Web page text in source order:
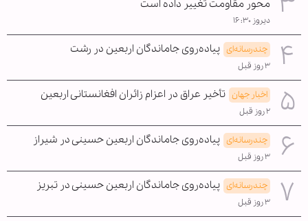
محور مقاومت تغییر داده است
دیروز ۱۶:۳۰
چندرسانه‌ای پیاده‌روی جاماندگان اربعین در رشت
۳ روز قبل
اخبار جهان تأخیر عراق در اعزام زائران افغانستانی اربعین
۲ روز قبل
چندرسانه‌ای پیاده‌روی جاماندگان اربعین حسینی در شیراز
۳ روز قبل
چندرسانه‌ای پیاده‌روی جاماندگان اربعین حسینی در تبریز
۳ روز قبل